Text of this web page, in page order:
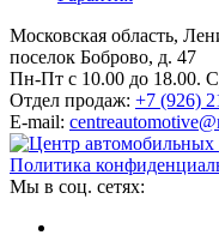
Московская область,
поселок Боброво, д. 47
Пн-Пт с 10.00 до 18.00.
Отдел продаж: +7 (926)
E-mail:
Политика
Мы в соц. сетях: